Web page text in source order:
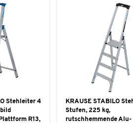
Stehleiter 4
R13,
KRAUSE STABILO
Stufen, 225 kg,
rutschhemmende Alu-